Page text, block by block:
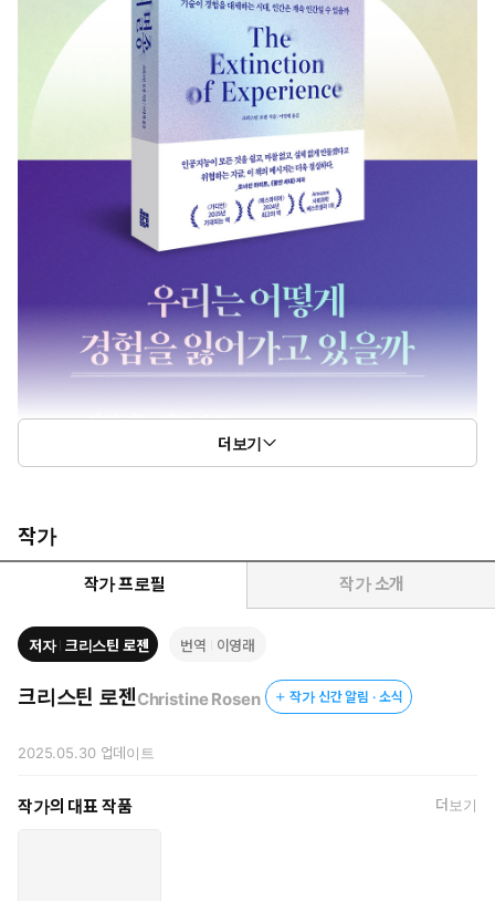
더보기
작가
작가 프로필 작가 소개
저자 크리스틴 로젠 번역 이영래
크리스틴 로젠Christine Rosen 작가 신간 알림 · 소식
2025.05.30업데이트
작가의 대표 작품 더보기